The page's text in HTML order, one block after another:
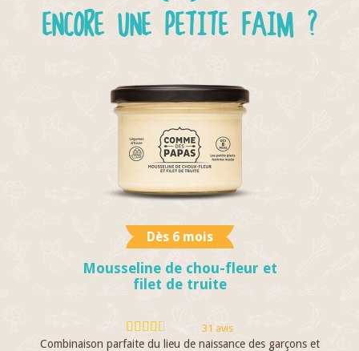
ENCORE UNE PETITE FAIM ?
Dès 6 mois
Mousseline de chou-fleur et
filet de truite
31 avis
Combinaison parfaite du lieu de naissance des garçons et